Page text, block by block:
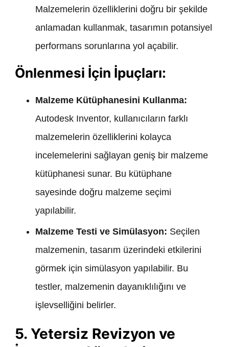
Malzemelerin özelliklerini doğru bir şekilde
anlamadan kullanmak, tasarımın potansiyel
performans sorunlarına yol açabilir.
Önlenmesi İçin İpuçları:
Malzeme Kütüphanesini Kullanma:
Autodesk Inventor, kullanıcıların farklı
malzemelerin özelliklerini kolayca
incelemelerini sağlayan geniş bir malzeme
kütüphanesi sunar. Bu kütüphane
sayesinde doğru malzeme seçimi
yapılabilir.
Malzeme Testi ve Simülasyon: Seçilen
malzemenin, tasarım üzerindeki etkilerini
görmek için simülasyon yapılabilir. Bu
testler, malzemenin dayanıklılığını ve
işlevselliğini belirler.
5. Yetersiz Revizyon ve